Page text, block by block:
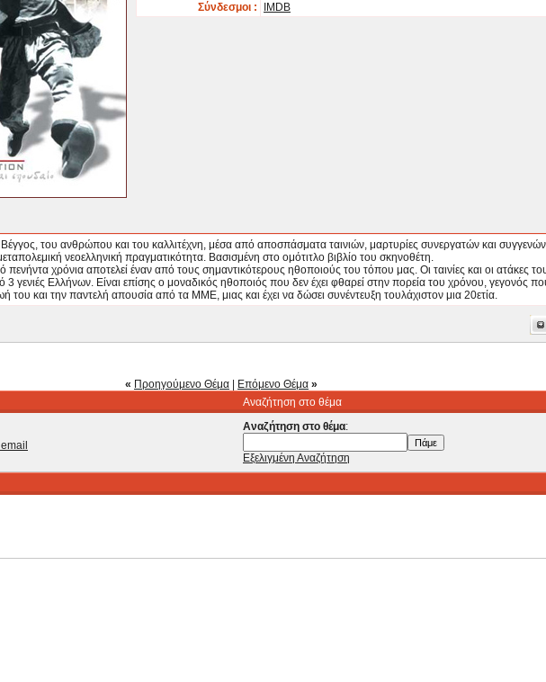
Σύνδεσμοι :
IMDB
του ανθρώπου και του καλλιτέχνη, μέσα από αποσπάσματα ταινιών, μαρτυρίες συνεργατών και συγγενών
νεοελληνική πραγματικότητα. Βασισμένη στο ομότιτλο βιβλίο του σκηνοθέτη.
χρόνια αποτελεί έναν από τους σημαντικότερους ηθοποιούς του τόπου μας. Οι ταινίες και οι ατάκες
3 γενιές Ελλήνων. Είναι επίσης ο μοναδικός ηθοποιός που δεν έχει φθαρεί στην πορεία του χρόνου, γεγονός
του και την παντελή απουσία από τα ΜΜΕ, μιας και έχει να δώσει συνέντευξη τουλάχιστον μια 20ετία.
« Προηγούμενο Θέμα Επόμενο Θέμα »
Αναζήτηση στο θέμα
Αναζήτηση στο θέμα:
Εξελιγμένη Αναζήτηση